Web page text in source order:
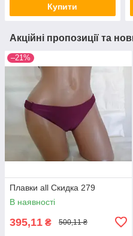
Купити
Акційні пропозиції та
–21%
Плавки all Скидка 279
В наявності
395,11 ₴ 500,11 ₴